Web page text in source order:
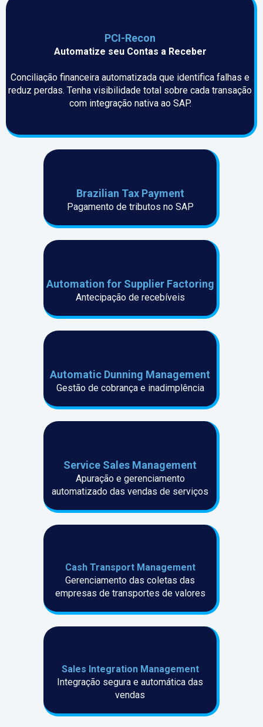
PCI-Recon
Automatize seu Contas a Receber
Conciliação financeira automatizada que identifica falhas e
reduz perdas. Tenha visibilidade total sobre cada transação
com integração nativa ao SAP.
Brazilian Tax Payment
Pagamento de tributos no SAP
Automation for Supplier Factoring
Antecipação de recebíveis
Automatic Dunni ng Management
Gestão de cobrança e inadimplência
Service Sales Management
Apuração e gerenciamento
automatizado das vendas de serviços
Cash Transport Management
Gerenciamento das coletas das
empresas de transportes de valores
Sales Integration Management
Integração segura e automática das
vendas